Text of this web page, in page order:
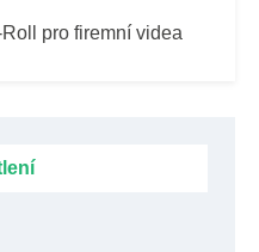
pro firemní videa